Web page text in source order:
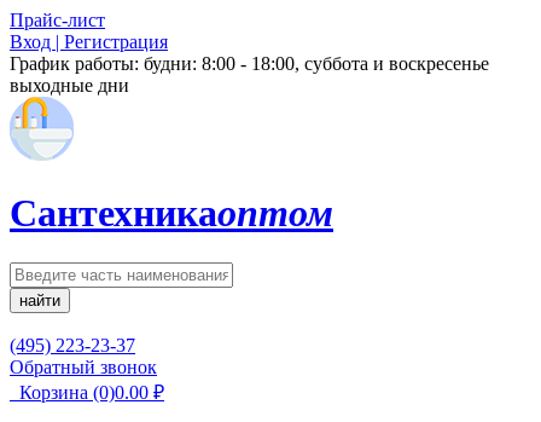
Прайс-лист
Вход | Регистрация
График работы: будни: 8:00 - 18:00, суббота и воскресенье
выходные дни
Сантехникаоптом
найти
(495) 223-23-37
Обратный звонок
Корзина (0)0.00 ₽